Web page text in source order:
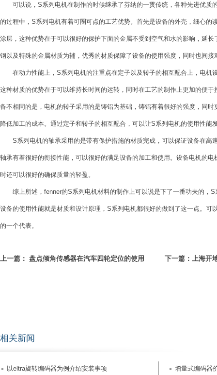
可以说，S系列电机在制作的时候继承了芬纳的一贯传统，各种先进优质
的过程中，S系列电机有着可圈可点的工艺优势。首先是设备的外壳，细心的
涂层，这种优势在于可以很好的保护下面的金属不受到空气和水的影响，延
钢以及特殊的金属材质为辅，优秀的材质保障了设备的使用强度，同时也间
在动力性能上，S系列电机的注重点在定子以及转子的相互配合上，电机
这种材质的优势在于可以维持长时间的运转，同时在工艺的制作上更加的便
备不相同的是，电机的转子采用的是铸铝为基础，铸铝有着很好的强度，同
降低加工的成本。通过定子和转子的相互配合，可以让S系列电机的使用性能
S系列电机的轴承采用的是带有保护措施的材质完成，可以保证设备在高
轴承有着很好的衔接性能，可以很好的满足设备的加工和使用。设备电机的
时还可以很好的确保质量的轻盈。
综上所述，fenner的S系列电机材料的制作上可以说是下了一番功夫的，S
设备的使用性能就是材质和设计原理，S系列电机都很好的做到了这一点。可
的一个代表。
上一篇： 盘点倾角传感器在汽车四轮定位的使用 下一篇： 上海开
相关新闻
以eltra旋转编码器为例介绍安装事项
增量式编码器